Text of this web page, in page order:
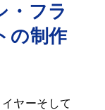
・フラ
の制作
ヤーそして